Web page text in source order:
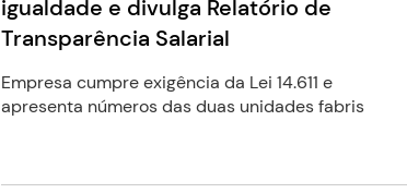
igualdade e divulga Relatório de
Transparência Salarial
Empresa cumpre exigência da Lei 14.611 e
apresenta números das duas unidades fabris